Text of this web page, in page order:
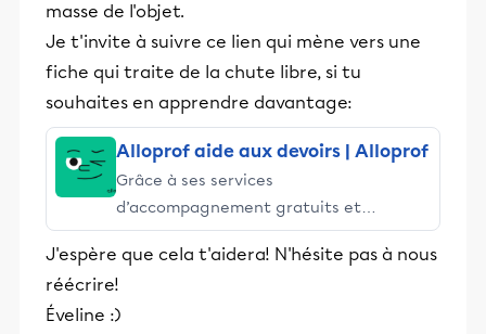
masse de l'objet.
Je t'invite à suivre ce lien qui mène vers une
fiche qui traite de la chute libre, si tu
souhaites en apprendre davantage:
Alloprof aide aux devoirs | Alloprof
Grâce à ses services
d’accompagnement gratuits et
stimulants, Alloprof engage les élèves
et leurs parents dans la réussite
éducative.
J'espère que cela t'aidera! N'hésite pas à nous
réécrire!
Éveline :)